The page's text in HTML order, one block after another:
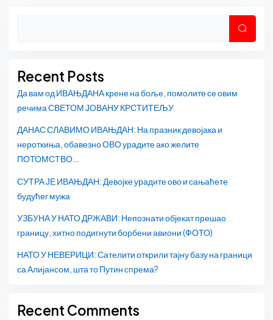
Recent Posts
Да вам од ИВАЊДАНА крене на боље, помолите се овим
речима СВЕТОМ ЈОВАНУ КРСТИТЕЉУ
ДАНАС СЛАВИМО ИВАЊДАН: На празник девојака и
нероткиња, обавезно ОВО урадите ако желите
ПОТОМСТВО…
СУТРА ЈЕ ИВАЊДАН: Девојке урадите ово и сањаћете
будућег мужа
УЗБУНА У НАТО ДРЖАВИ: Непознати објекат прешао
границу, хитно подигнути борбени авиони (ФОТО)
НАТО У НЕВЕРИЦИ: Сателити открили тајну базу на граници
са Алијансом, шта то Путин спрема?
Recent Comments